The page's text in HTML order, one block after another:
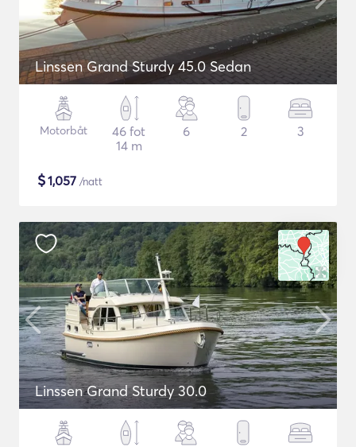
Linssen Grand Sturdy 45.0 Sedan
Motorbåt
46 fot
14 m
6 2 3
$1,057 /natt
Linssen Grand Sturdy 30.0